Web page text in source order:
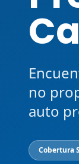
no
auto
Cobertura